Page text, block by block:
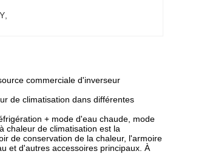
commerciale d'inverseur
de climatisation dans différentes
+ mode d'eau chaude, mode
chaleur de climatisation est la
de conservation de la chaleur, l'armoire
et d'autres accessoires principaux. À